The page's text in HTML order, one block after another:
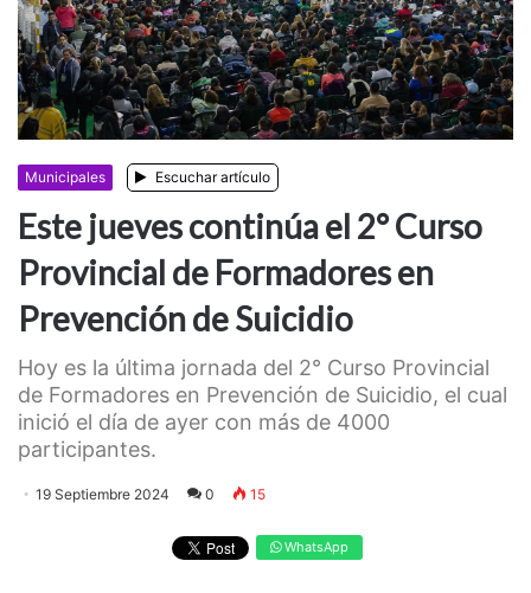
Municipales Escuchar artículo
Este jueves continúa el 2° Curso
Provincial de Formadores en
Prevención de Suicidio
Hoy es la última jornada del 2° Curso Provincial
de Formadores en Prevención de Suicidio, el cual
inició el día de ayer con más de 4000
participantes.
19 Septiembre 2024 0 15
WhatsApp